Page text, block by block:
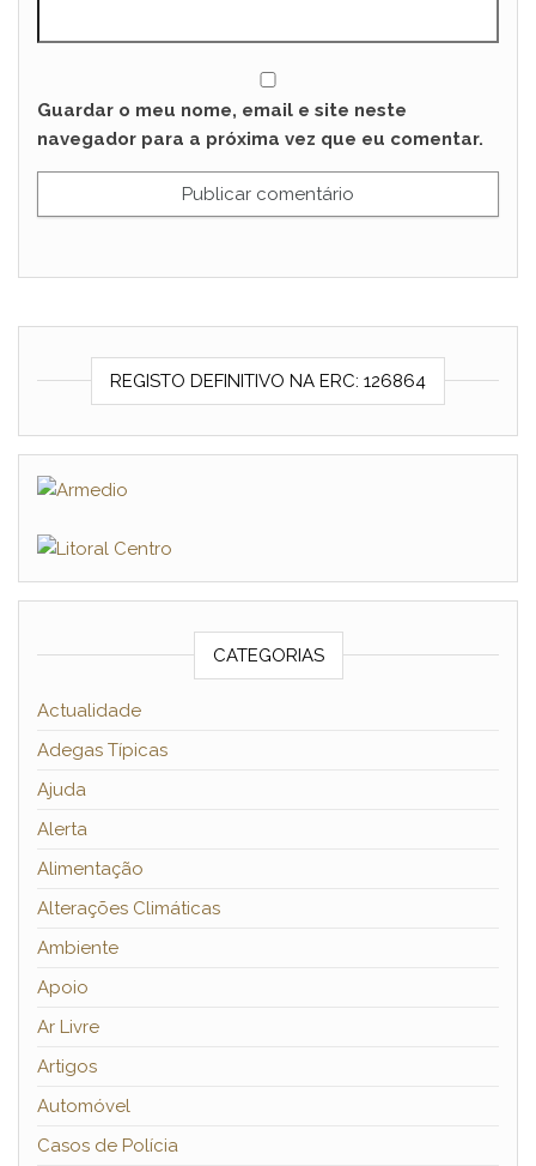
Guardar o meu nome, email e site neste
navegador para a próxima vez que eu comentar.
REGISTO DEFINITIVO NA ERC: 126864
CATEGORIAS
Actualidade
Adegas Típicas
Ajuda
Alerta
Alimentação
Alterações Climáticas
Ambiente
Apoio
Ar Livre
Artigos
Automóvel
Casos de Polícia